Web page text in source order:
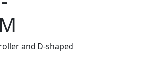
and D-shaped